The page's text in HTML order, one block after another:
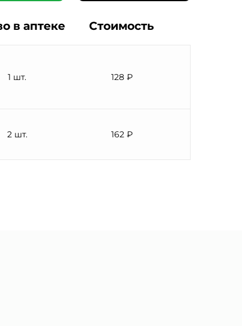
в аптеке Стоимость
1 шт. 128 ₽
2 шт. 162 ₽